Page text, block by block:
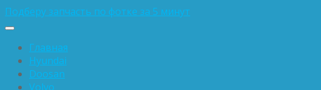
Подберу запчасть по фотке за 5 минут
Главная
Hyundai
Doosan
Volvo